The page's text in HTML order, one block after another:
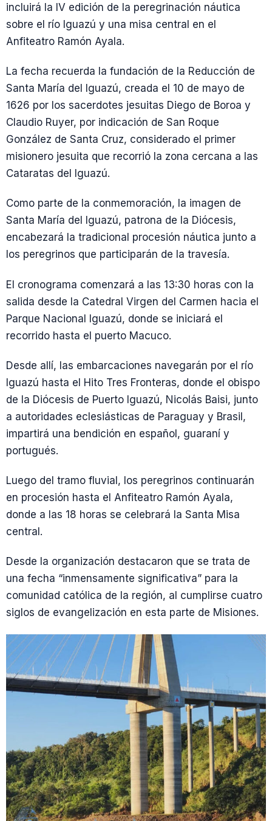
incluirá la IV edición de la peregrinación náutica
sobre el río Iguazú y una misa central en el
Anfiteatro Ramón Ayala.
La fecha recuerda la fundación de la Reducción de
Santa María del Iguazú, creada el 10 de mayo de
1626 por los sacerdotes jesuitas Diego de Boroa y
Claudio Ruyer, por indicación de San Roque
González de Santa Cruz, considerado el primer
misionero jesuita que recorrió la zona cercana a las
Cataratas del Iguazú.
Como parte de la conmemoración, la imagen de
Santa María del Iguazú, patrona de la Diócesis,
encabezará la tradicional procesión náutica junto a
los peregrinos que participarán de la travesía.
El cronograma comenzará a las 13:30 horas con la
salida desde la Catedral Virgen del Carmen hacia el
Parque Nacional Iguazú, donde se iniciará el
recorrido hasta el puerto Macuco.
Desde allí, las embarcaciones navegarán por el río
Iguazú hasta el Hito Tres Fronteras, donde el obispo
de la Diócesis de Puerto Iguazú, Nicolás Baisi, junto
a autoridades eclesiásticas de Paraguay y Brasil,
impartirá una bendición en español, guaraní y
portugués.
Luego del tramo fluvial, los peregrinos continuarán
en procesión hasta el Anfiteatro Ramón Ayala,
donde a las 18 horas se celebrará la Santa Misa
central.
Desde la organización destacaron que se trata de
una fecha “inmensamente significativa” para la
comunidad católica de la región, al cumplirse cuatro
siglos de evangelización en esta parte de Misiones.